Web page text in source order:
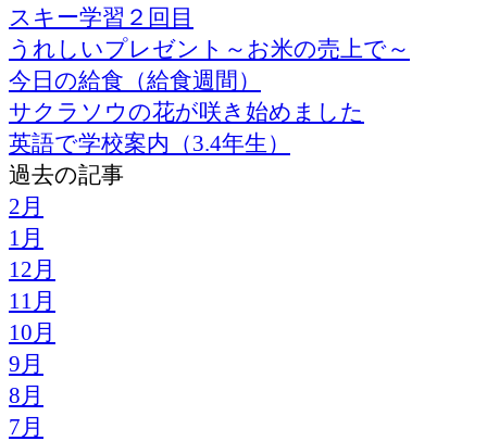
スキー学習２回目
うれしいプレゼント～お米の売上で～
今日の給食（給食週間）
サクラソウの花が咲き始めました
英語で学校案内（3.4年生）
過去の記事
2月
1月
12月
11月
10月
9月
8月
7月